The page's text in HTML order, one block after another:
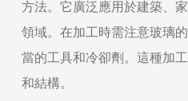
方法。它廣泛應用於建築、
領域。在加工時需注意玻璃
當的工具和冷卻劑。這種加
和結構。